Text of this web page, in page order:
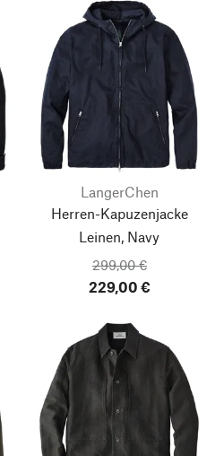
LangerChen
Herren-Kapuzenjacke
Leinen, Navy
299,00 €
229,00 €